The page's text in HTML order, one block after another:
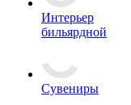
Интерьер
бильярдной
Сувениры